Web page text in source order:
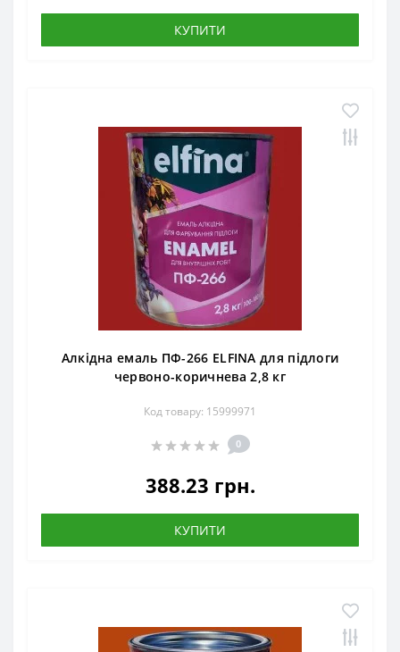
КУПИТИ
Алкідна емаль ПФ-266 ELFINA для підлоги
червоно-коричнева 2,8 кг
Код товару: 15999971
0
388.23 грн.
КУПИТИ